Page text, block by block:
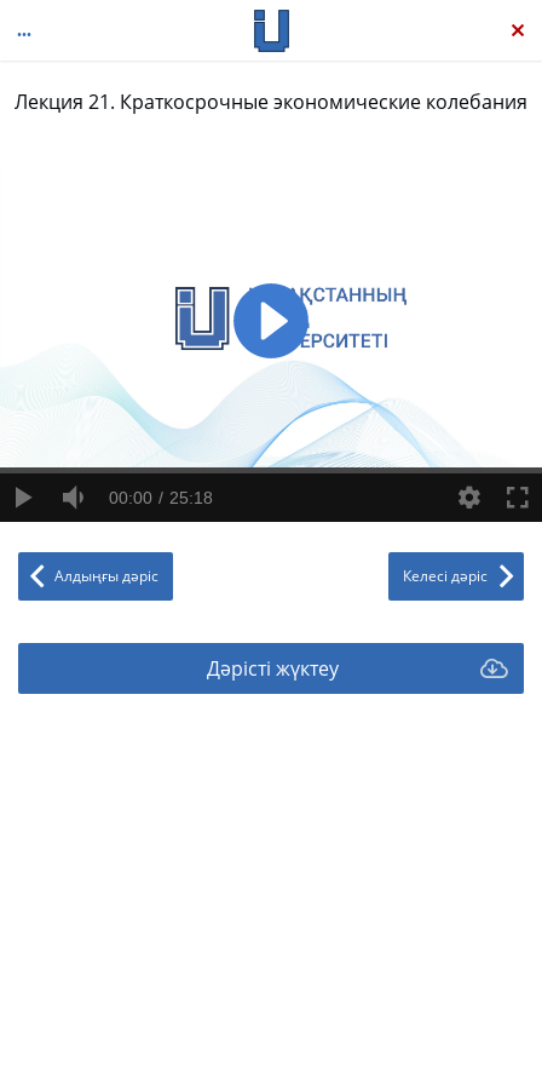
Лекция 21. Краткосрочные экономические колебания
00:00 25:18
Алдыңғы дәріс Келесі дәріс
Дәрісті жүктеу